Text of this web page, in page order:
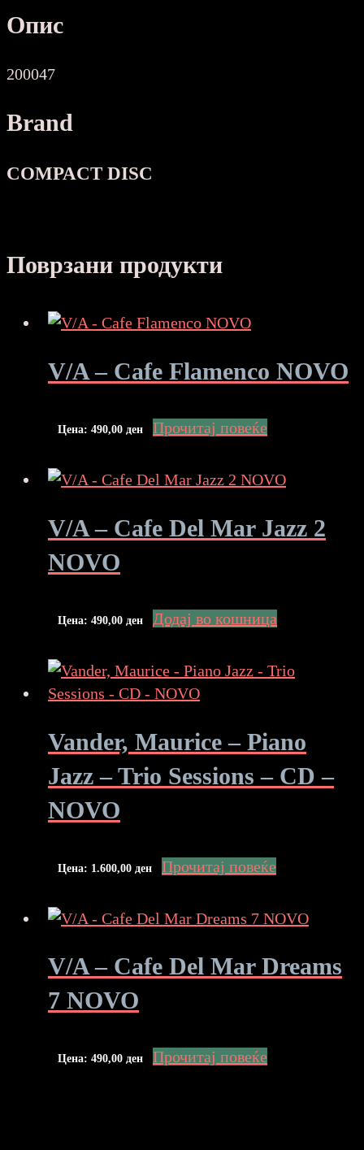
Опис
200047
Brand
COMPACT DISC
Поврзани продукти
V/A – Cafe Flamenco NOVO
Цена: 490,00 ден Прочитај повеќе
V/A – Cafe Del Mar Jazz 2
NOVO
Цена: 490,00 ден Додај во кошница
Vander, Maurice – Piano
Jazz – Trio Sessions – CD –
NOVO
Цена: 1.600,00 ден Прочитај повеќе
V/A – Cafe Del Mar Dreams
7 NOVO
Цена: 490,00 ден Прочитај повеќе